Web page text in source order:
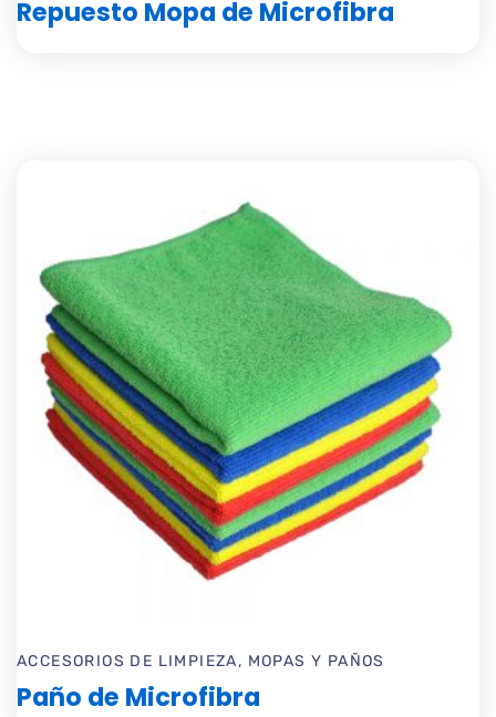
Repuesto Mopa de Microfibra
ACCESORIOS DE LIMPIEZA, MOPAS Y PAÑOS
Paño de Microfibra